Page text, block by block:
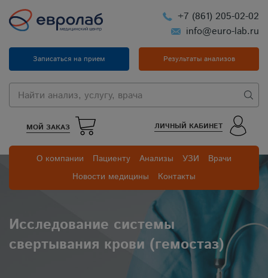
+7 (861) 205-02-02
info@euro-lab.ru
Записаться на прием Результаты анализов
МОЙ ЗАКАЗ ЛИЧНЫЙ КАБИНЕТ
О компании Пациенту Анализы УЗИ
Врачи
Новости медицины
Контакты
Исследование системы
свертывания крови (гемостаз)